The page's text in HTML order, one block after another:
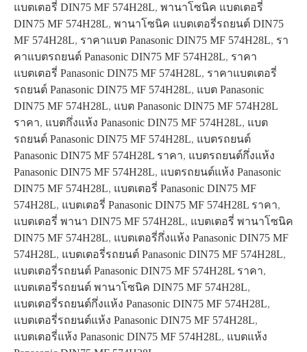
แบตเตอรี่ DIN75 MF 574H28L, พานาโซนิค แบตเตอรี่
DIN75 MF 574H28L, พานาโซนิค แบตเตอรี่รถยนต์ DIN75
MF 574H28L, ราคาแบต Panasonic DIN75 MF 574H28L, รา
คาแบตรถยนต์ Panasonic DIN75 MF 574H28L, ราคา
แบตเตอรี่ Panasonic DIN75 MF 574H28L, ราคาแบตเตอรี่
รถยนต์ Panasonic DIN75 MF 574H28L, แบต Panasonic
DIN75 MF 574H28L, แบต Panasonic DIN75 MF 574H28L
ราคา, แบตกึ่งแห้ง Panasonic DIN75 MF 574H28L, แบต
รถยนต์ Panasonic DIN75 MF 574H28L, แบตรถยนต์
Panasonic DIN75 MF 574H28L ราคา, แบตรถยนต์กึ่งแห้ง
Panasonic DIN75 MF 574H28L, แบตรถยนต์แห้ง Panasonic
DIN75 MF 574H28L, แบตเตอรี่ Panasonic DIN75 MF
574H28L, แบตเตอรี่ Panasonic DIN75 MF 574H28L ราคา,
แบตเตอรี่ พานา DIN75 MF 574H28L, แบตเตอรี่ พานาโซนิค
DIN75 MF 574H28L, แบตเตอรี่กึ่งแห้ง Panasonic DIN75 MF
574H28L, แบตเตอรี่รถยนต์ Panasonic DIN75 MF 574H28L,
แบตเตอรี่รถยนต์ Panasonic DIN75 MF 574H28L ราคา,
แบตเตอรี่รถยนต์ พานาโซนิค DIN75 MF 574H28L,
แบตเตอรี่รถยนต์กึ่งแห้ง Panasonic DIN75 MF 574H28L,
แบตเตอรี่รถยนต์แห้ง Panasonic DIN75 MF 574H28L,
แบตเตอรี่แห้ง Panasonic DIN75 MF 574H28L, แบตแห้ง